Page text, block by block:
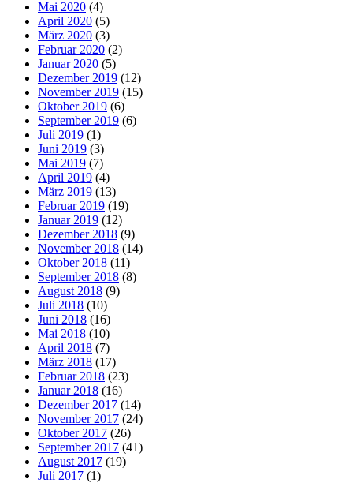
Mai 2020 (4)
April 2020 (5)
März 2020 (3)
Februar 2020 (2)
Januar 2020 (5)
Dezember 2019 (12)
November 2019 (15)
Oktober 2019 (6)
September 2019 (6)
Juli 2019 (1)
Juni 2019 (3)
Mai 2019 (7)
April 2019 (4)
März 2019 (13)
Februar 2019 (19)
Januar 2019 (12)
Dezember 2018 (9)
November 2018 (14)
Oktober 2018 (11)
September 2018 (8)
August 2018 (9)
Juli 2018 (10)
Juni 2018 (16)
Mai 2018 (10)
April 2018 (7)
März 2018 (17)
Februar 2018 (23)
Januar 2018 (16)
Dezember 2017 (14)
November 2017 (24)
Oktober 2017 (26)
September 2017 (41)
August 2017 (19)
Juli 2017 (1)